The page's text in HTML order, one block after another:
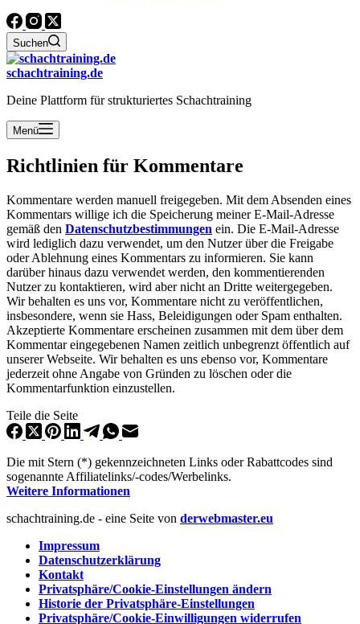
Suchen
schachtraining.de
Deine Plattform für strukturiertes Schachtraining
Menü
Richtlinien für Kommentare
Kommentare werden manuell freigegeben. Mit dem Absenden eines
Kommentars willige ich die Speicherung meiner E-Mail-Adresse
gemäß den Datenschutzbestimmungen ein. Die E-Mail-Adresse
wird lediglich dazu verwendet, um den Nutzer über die Freigabe
oder Ablehnung eines Kommentars zu informieren. Sie kann
darüber hinaus dazu verwendet werden, den kommentierenden
Nutzer zu kontaktieren, wird aber nicht an Dritte weitergegeben.
Wir behalten es uns vor, Kommentare nicht zu veröffentlichen,
insbesondere, wenn sie Hass, Beleidigungen oder Spam enthalten.
Akzeptierte Kommentare erscheinen zusammen mit dem über dem
Kommentar eingegebenen Namen zeitlich unbegrenzt öffentlich auf
unserer Webseite. Wir behalten es uns ebenso vor, Kommentare
jederzeit ohne Angabe von Gründen zu löschen oder die
Kommentarfunktion einzustellen.
Teile die Seite
Die mit Stern (*) gekennzeichneten Links oder Rabattcodes sind
sogenannte Affiliatelinks/-codes/Werbelinks.
Weitere Informationen
schachtraining.de - eine Seite von derwebmaster.eu
Impressum
Datenschutzerklärung
Kontakt
Privatsphäre/Cookie-Einstellungen ändern
Historie der Privatsphäre-Einstellungen
Privatsphäre/Cookie-Einwilligungen widerrufen